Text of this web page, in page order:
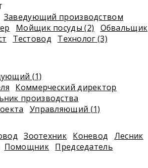
Заведующий производством
Мойщик посуды (2)
Обвальщик
Тестовод
Технолог (3)
(1)
Коммерческий директор
производства
Управляющий (1)
Зоотехник Коневод
Лесник
Помощник Председатель